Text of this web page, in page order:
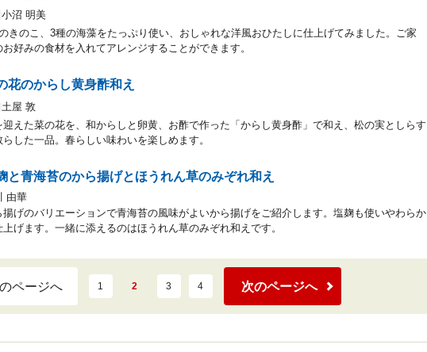
小沼 明美
きのこ、3種の海藻をたっぷり使い、おしゃれな洋風おひたしに仕上げてみました。ご家
お好みの食材を入れてアレンジすることができます。
花のからし黄身酢和え
土屋 敦
迎えた菜の花を、和からしと卵黄、お酢で作った「からし黄身酢」で和え、松の実としらす
らした一品。春らしい味わいを楽しめます。
と青海苔のから揚げとほうれん草のみぞれ和え
由華
揚げのバリエーションで青海苔の風味がよいから揚げをご紹介します。塩麹も使いやわらか
上げます。一緒に添えるのはほうれん草のみぞれ和えです。
ページへ 1 2 3 4 次のページへ